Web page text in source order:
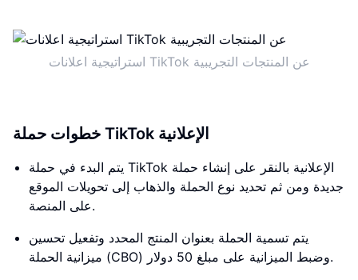
استراتيجية اعلانات TikTok عن المنتجات التجريبية
خطوات حملة TikTok الإعلانية
يتم البدء في حملة TikTok الإعلانية بالنقر على إنشاء حملة
جديدة ومن ثم تحديد نوع الحملة والذهاب إلى تحويلات الموقع
على المنصة.
يتم تسمية الحملة بعنوان المنتج المحدد وتفعيل تحسين
ميزانية الحملة (CBO) وضبط الميزانية على مبلغ 50 دولار.